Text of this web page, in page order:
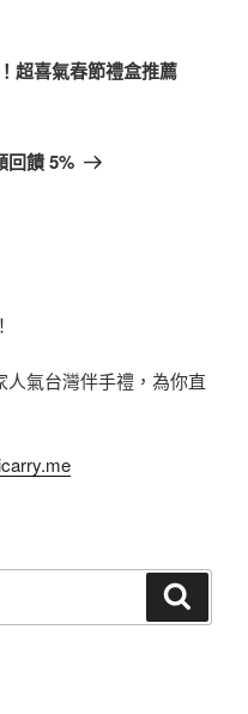
超喜氣春節禮盒推薦
回饋 5%
人氣台灣伴手禮，為你直